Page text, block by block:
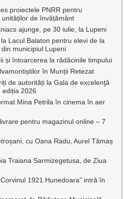
proiectele PNRR pentru
de învățământ
ajunge, pe 30 iulie, la Lupeni
Lacul Balaton pentru elevi de la
municipiul Lupeni
și întoarcerea la rădăcinile timpului
în Munții Retezat
de autorități la Gala de excelenţă
ediția 2026
Mina Petrila în cinema în aer
pentru magazinul online – 7
cu Oana Radu, Aurel Tămaș
Traiana Sarmizegetusa, de Ziua
1921 Hunedoara” intră în